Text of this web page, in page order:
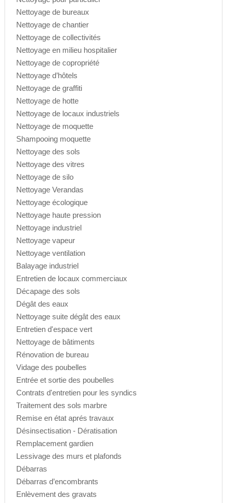
Nettoyage de bureaux
Nettoyage de chantier
Nettoyage de collectivités
Nettoyage en milieu hospitalier
Nettoyage de copropriété
Nettoyage d’hôtels
Nettoyage de graffiti
Nettoyage de hotte
Nettoyage de locaux industriels
Nettoyage de moquette
Shampooing moquette
Nettoyage des sols
Nettoyage des vitres
Nettoyage de silo
Nettoyage Verandas
Nettoyage écologique
Nettoyage haute pression
Nettoyage industriel
Nettoyage vapeur
Nettoyage ventilation
Balayage industriel
Entretien de locaux commerciaux
Décapage des sols
Dégât des eaux
Nettoyage suite dégât des eaux
Entretien d'espace vert
Nettoyage de bâtiments
Rénovation de bureau
Vidage des poubelles
Entrée et sortie des poubelles
Contrats d'entretien pour les syndics
Traitement des sols marbre
Remise en état aprés travaux
Désinsectisation - Dératisation
Remplacement gardien
Lessivage des murs et plafonds
Débarras
Débarras d’encombrants
Enlèvement des gravats